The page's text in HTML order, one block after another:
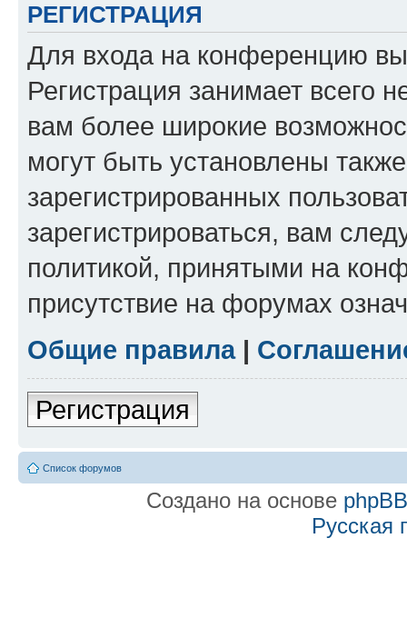
РЕГИСТРАЦИЯ
Для входа на конференцию
Регистрация занимает всего
вам более широкие
могут быть установлены
зарегистрированных
зарегистрироваться, вам
политикой, принятыми на
присутствие на форумах
Общие правила|
Регистрация
Список форумов
Создано на основе phpBB
Русская